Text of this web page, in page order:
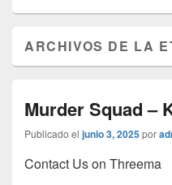
ARCHIVOS DE LA
Murder Squad –
Publicado el junio 3, 2025por
Contact Us on Threema